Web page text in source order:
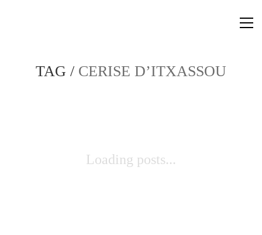
TAG / CERISE D’ITXASSOU
Loading posts...